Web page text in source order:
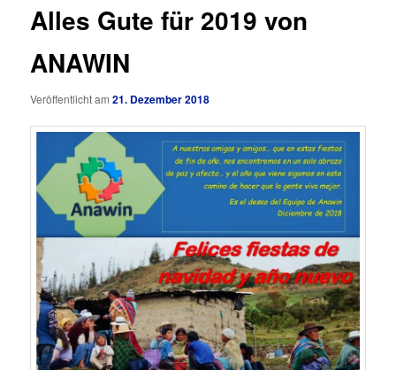
Alles Gute für 2019 von
ANAWIN
Veröffentlicht am21. Dezember 2018